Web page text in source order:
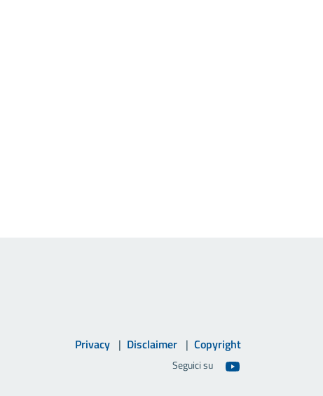
Privacy Disclaimer Copyright
Seguici su